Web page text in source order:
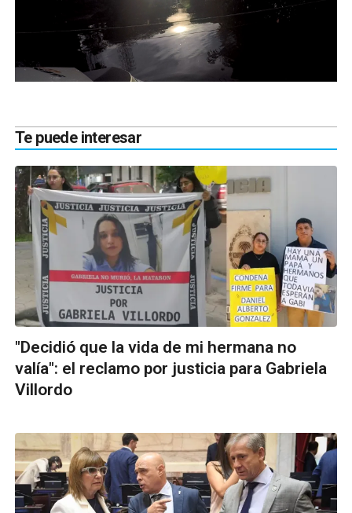
Te puede interesar
"Decidió que la vida de mi hermana no
valía": el reclamo por justicia para Gabriela
Villordo